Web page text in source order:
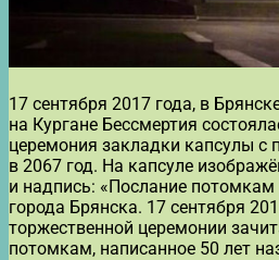
17 сентября 2017 года, в
на Кургане Бессмертия
церемония закладки капсулы с
в 2067 год. На капсуле
и надпись: «Послание потомкам
города Брянска. 17 сентября
торжественной церемонии
потомкам, написанное 50 лет